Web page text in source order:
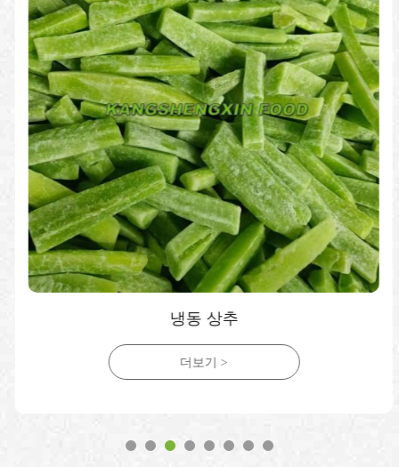
냉동 상추
더보기 >